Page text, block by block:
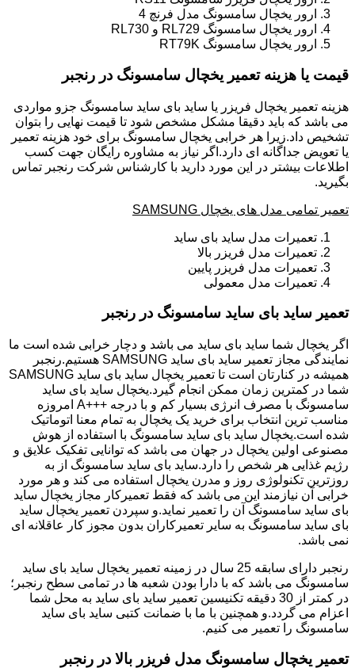
ارور یخچال سامسونگ مدل فرنچ 4
ارور یخچال سامسونگ RL729 و RL730
ارور یخچال سامسونگ RT79K
قیمت یا هزینه تعمیر یخچال سامسونگ در رنجبر
هزینه تعمیر یخچال فریزر یا ساید بای ساید سامسونگ جزو مواردی
می باشد که باید دقیقا مشکل مشخص شود تا قیمت نهایی را بتوان
تشخیص داد.زیرا هر خرابی یخچال سامسونگ برای خود هزینه تعمیر
یا تعویض جداگانه ای دارد.اگر نیاز به مشاوره رایگان جهت کسب
اطلاعات بیشتر در این مورد دارید با کارشناس شرکت رنجبر تماس
بگیرید.
تعمیر تمامی مدل های یخچال SAMSUNG
تعمیرات مدل ساید بای ساید
تعمیرات مدل فریزر بالا
تعمیرات مدل فریزر پایین
تعمیرات مدل معمولی
تعمیر ساید بای ساید سامسونگ در رنجبر
اگر یخچال شما ساید بای ساید می باشد و دچار خرابی شده است ما
نمایندگی مجاز تعمیر ساید بای ساید SAMSUNG هستیم.رنجبر
همیشه در کنارتان است تا تعمیر یخچال ساید بای ساید SAMSUNG
شما در کمترین زمان ممکن انجام گیرد.یخچال ساید بای ساید
سامسونگ با مصرف انرژی بسیار کم و با درجه +++A امروزه
مناسب ترین انتخاب برای خرید یک یخچال به تمام معنا اتوماتیک
شده است.یخچال ساید بای ساید سامسونگ با استفاده از هوش
مصنوعی اولین یخچال در جهان می باشد که توانایی تفکیک علایق و
رژیم غذایی هر شخص را دارد.ساید بای ساید سامسونگ از به
روزترین تکنولوژی روز و مدرن یخچال استفاده می کند و هر مورد
خرابی آن نیازمند این می باشد که فقط تعمیرکار مجاز یخچال ساید
بای ساید سامسونگ آن را تعمیر نماید.و سپردن تعمیر یخچال ساید
بای ساید سامسونگ به سایر تعمیرکاران بدون مجوز کار عاقلانه ای
نمی باشد.
رنجبر دارای سابقه 25 سال در زمینه تعمیر یخچال ساید بای ساید
سامسونگ می باشد که با دارا بودن شعبه ها در تمامی سطح رنجبر؛
در کمتر از 30 دقیقه تکنیسین تعمیر ساید بای ساید به محل شما
اعزام می گردد.و همچنین با ما با ضمانت کتبی ساید بای ساید
سامسونگ را تعمیر می کنیم.
تعمیر یخچال سامسونگ مدل فریزر بالا در رنجبر